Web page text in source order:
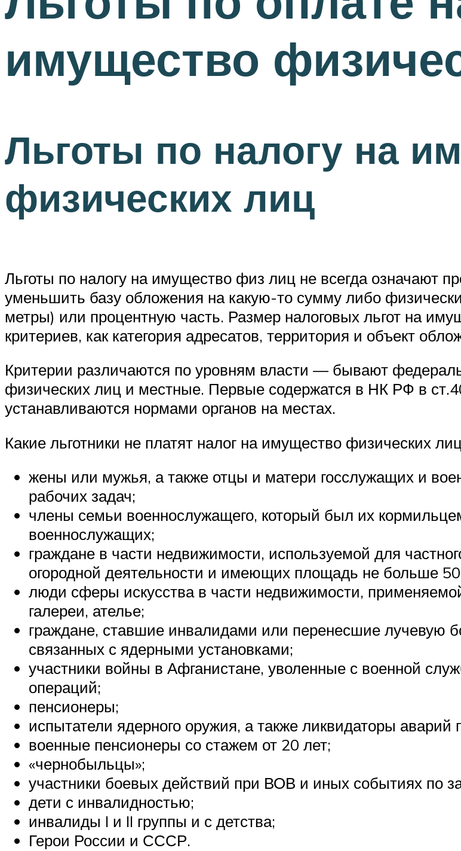
имущество
Льготы по налогу на
физических лиц
Льготы по налогу на имущество физ лиц не всегда означают
уменьшить базу обложения на какую-то сумму либо
метры) или процентную часть. Размер налоговых льгот на
критериев, как категория адресатов, территория и объект
Критерии различаются по уровням власти — бывают
физических лиц и местные. Первые содержатся в НК РФ в
устанавливаются нормами органов на местах.
Какие льготники не платят налог на имущество физических
жены или мужья, а также отцы и матери госслужащих и
рабочих задач;
члены семьи военнослужащего, который был их
военнослужащих;
граждане в части недвижимости, используемой для
огородной деятельности и имеющих площадь не больше
люди сферы искусства в части недвижимости,
галереи, ателье;
граждане, ставшие инвалидами или перенесшие лучевую
связанных с ядерными установками;
участники войны в Афганистане, уволенные с военной
операций;
пенсионеры;
испытатели ядерного оружия, а также ликвидаторы аварий
военные пенсионеры со стажем от 20 лет;
«чернобыльцы»;
участники боевых действий при ВОВ и иных событиях по
дети с инвалидностью;
инвалиды I и II группы и с детства;
Герои России и СССР.